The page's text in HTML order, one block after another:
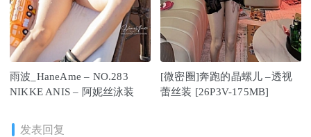
雨波_HaneAme – NO.283
NIKKE ANIS – 阿妮丝泳装
[微密圈]奔跑的晶螺儿 –透视
蕾丝装 [26P3V-175MB]
发表回复